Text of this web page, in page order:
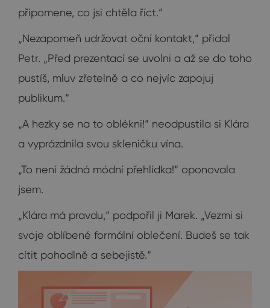
připomene, co jsi chtěla říct.“
„Nezapomeň udržovat oční kontakt,“ přidal
Petr. „Před prezentací se uvolni a až se do toho
pustíš, mluv zřetelně a co nejvíc zapojuj
publikum.“
„A hezky se na to oblékni!“ neodpustila si Klára
a vyprázdnila svou skleničku vína.
„To není žádná módní přehlídka!“ oponovala
jsem.
„Klára má pravdu,“ podpořil ji Marek. „Vezmi si
svoje oblíbené formální oblečení. Budeš se tak
cítit pohodlně a sebejistě.“